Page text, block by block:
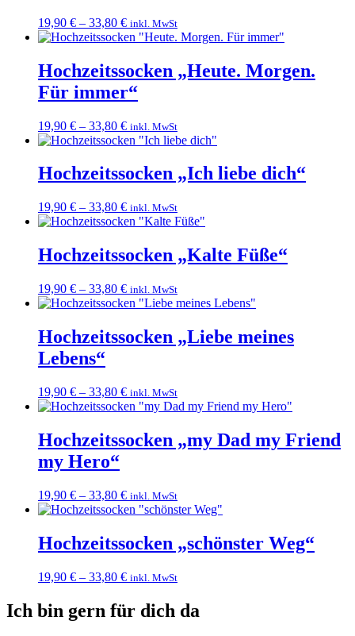
19,90 € – 33,80 € inkl. MwSt
Hochzeitssocken „Heute. Morgen.
Für immer“
19,90 € – 33,80 € inkl. MwSt
Hochzeitssocken „Ich liebe dich“
19,90 € – 33,80 € inkl. MwSt
Hochzeitssocken „Kalte Füße“
19,90 € – 33,80 € inkl. MwSt
Hochzeitssocken „Liebe meines
Lebens“
19,90 € – 33,80 € inkl. MwSt
Hochzeitssocken „my Dad my Friend
my Hero“
19,90 € – 33,80 € inkl. MwSt
Hochzeitssocken „schönster Weg“
19,90 € – 33,80 € inkl. MwSt
Ich bin gern für dich da